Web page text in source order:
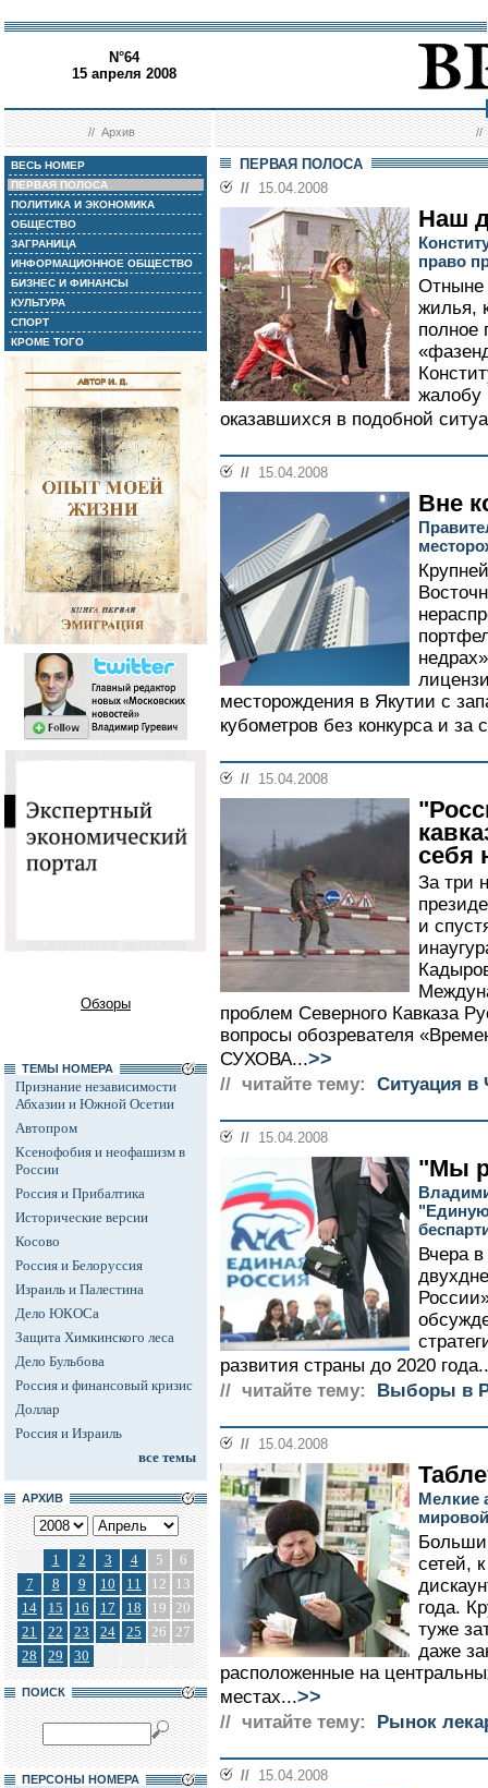
N°64
15 апреля 2008
//Архив //
ВЕСЬ НОМЕР
ПЕРВАЯ ПОЛОСА
ПОЛИТИКА И ЭКОНОМИКА
ОБЩЕСТВО
ЗАГРАНИЦА
ИНФОРМАЦИОННОЕ ОБЩЕСТВО
БИЗНЕС И ФИНАНСЫ
КУЛЬТУРА
СПОРТ
КРОМЕ ТОГО
Обзоры
ТЕМЫ НОМЕРА
Признание независимости
Абхазии и Южной Осетии
Автопром
Ксенофобия и неофашизм в
России
Россия и Прибалтика
Исторические версии
Косово
Россия и Белоруссия
Израиль и Палестина
Дело ЮКОСа
Защита Химкинского леса
Дело Бульбова
Россия и финансовый кризис
Доллар
Россия и Израиль
все темы
АРХИВ
1 2 3 4 5
6
7
8 9 10 11 12
13
14
15 16 17 18 19 20
21
22 23 24 25 26 27
28
29 30
ПОИСК
ПЕРСОНЫ НОМЕРА
ПЕРВАЯ ПОЛОСА
// 15.04.2008
Наш
право
Отныне
жилья,
полное
жалобу
оказавшихся в подобной
// 15.04.2008
Вне
месторождения в Якутии с
кубометров без конкурса и за
// 15.04.2008
себя
За три
и
проблем Северного Кавказа
вопросы обозревателя
СУХОВА...>>
// читайте тему: Ситуация в
// 15.04.2008
"Мы
Вчера
развития страны до 2020
// читайте тему:
Выборы в
// 15.04.2008
Мелкие
сетей,
года.
туже
даже
расположенные на
местах...>>
// читайте тему: Рынок
// 15.04.2008